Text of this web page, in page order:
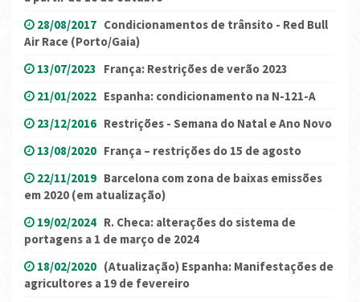
28/08/2017 Condicionamentos de trânsito - Red Bull
Air Race (Porto/Gaia)
13/07/2023 França: Restrições de verão 2023
21/01/2022 Espanha: condicionamento na N-121-A
23/12/2016 Restrições - Semana do Natal e Ano Novo
13/08/2020 França – restrições do 15 de agosto
22/11/2019 Barcelona com zona de baixas emissões
em 2020 (em atualização)
19/02/2024 R. Checa: alterações do sistema de
portagens a 1 de março de 2024
18/02/2020 (Atualização) Espanha: Manifestações de
agricultores a 19 de fevereiro